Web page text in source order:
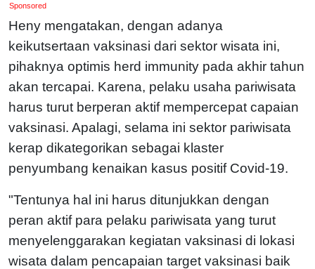
Sponsored
Heny mengatakan, dengan adanya
keikutsertaan vaksinasi dari sektor wisata ini,
pihaknya optimis herd immunity pada akhir tahun
akan tercapai. Karena, pelaku usaha pariwisata
harus turut berperan aktif mempercepat capaian
vaksinasi. Apalagi, selama ini sektor pariwisata
kerap dikategorikan sebagai klaster
penyumbang kenaikan kasus positif Covid-19.
"Tentunya hal ini harus ditunjukkan dengan
peran aktif para pelaku pariwisata yang turut
menyelenggarakan kegiatan vaksinasi di lokasi
wisata dalam pencapaian target vaksinasi baik